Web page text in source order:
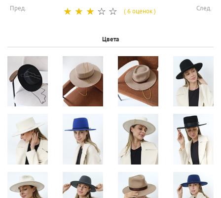
Пред.
След.
☆
☆
☆
☆
☆ ( 6 оценок )
Цвета